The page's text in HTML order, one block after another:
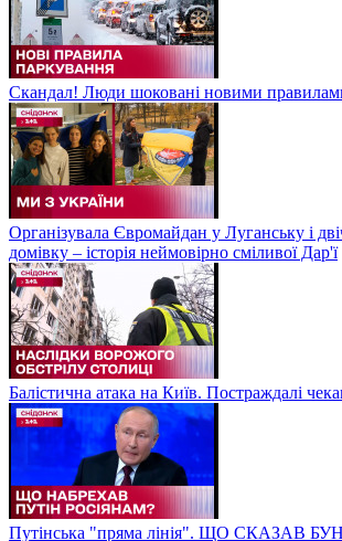
Скандал! Люди шоковані новими
Організувала Євромайдан у Луганську і
домівку – історія неймовірно сміливої Дар'ї
Балістична атака на Київ. Постраждалі
Путінська "пряма лінія". ЩО СКАЗАВ